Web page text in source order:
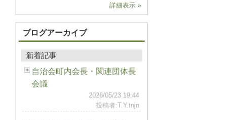
詳細表示 »
ブログアーカイブ
新着記事
自治会町内会長・関連団体長
会議
2026/05/23 19:44
投稿者:T.Y.tnjn